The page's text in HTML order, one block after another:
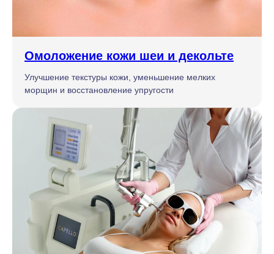
Омоложение кожи шеи и декольте
Улучшение текстуры кожи, уменьшение мелких
морщин и восстановление упругости